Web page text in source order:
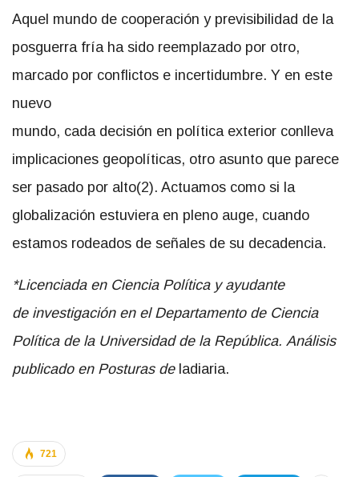
Aquel mundo de cooperación y previsibilidad de la
posguerra fría ha sido reemplazado por otro,
marcado por conflictos e incertidumbre. Y en este
nuevo
mundo, cada decisión en política exterior conlleva
implicaciones geopolíticas, otro asunto que parece
ser pasado por alto(2). Actuamos como si la
globalización estuviera en pleno auge, cuando
estamos rodeados de señales de su decadencia.
*Licenciada en Ciencia Política y ayudante
de investigación en el Departamento de Ciencia
Políticade la Universidad de la República. Análisis
publicado en Posturas de ladiaria.
721